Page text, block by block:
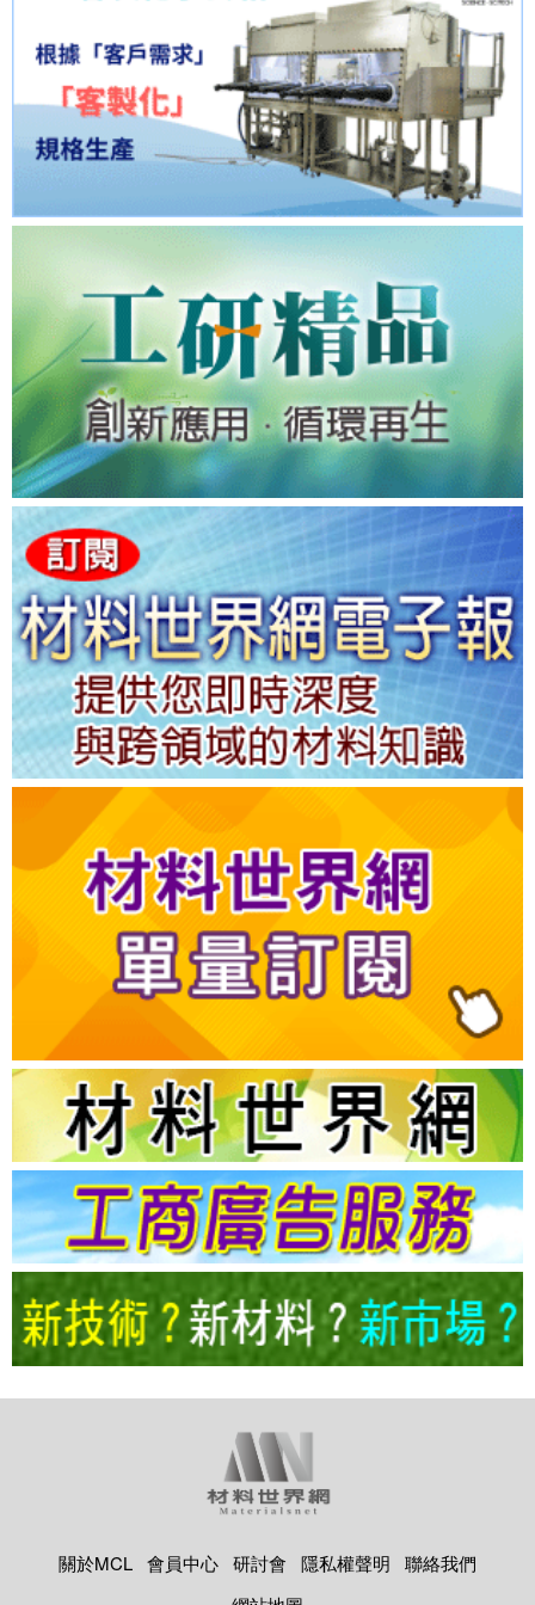
關於MCL 會員中心 研討會 隱私權聲明
聯絡我們